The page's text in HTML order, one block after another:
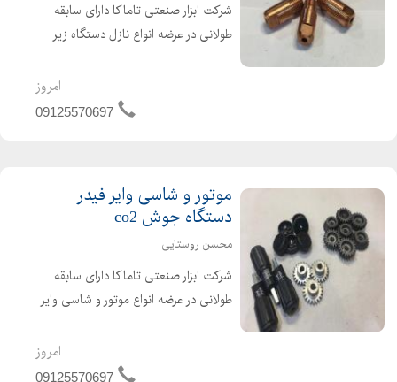
شرکت ابزار صنعتی تاماکا دارای سابقه
طولانی در عرضه انواع نازل دستگاه زیر
مس شش پر با کیفیت و قیمت مناسبامروز
09125570697
موتور و شاسی وایر فیدر
دستگاه جوش co2
محسن روستایی
شرکت ابزار صنعتی تاماکا دارای سابقه
طولانی در عرضه انواع موتور و شاسی وایر
ولت چرخ دنده ، غلطک ، درپوش و دسته
امروز
09125570697